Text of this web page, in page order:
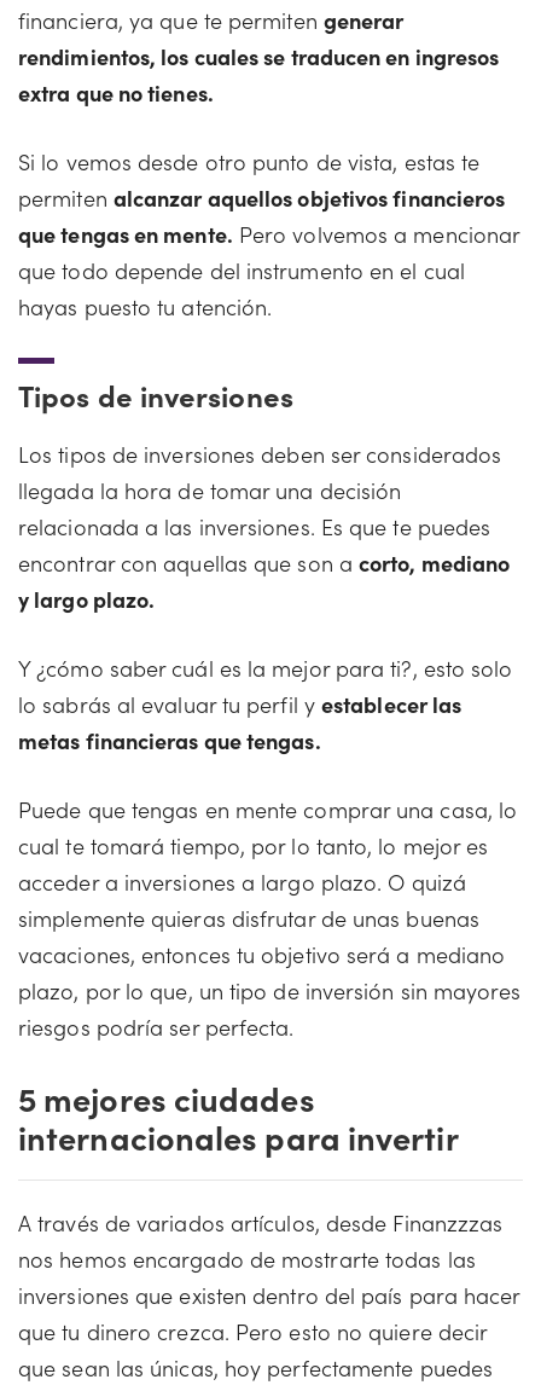
financiera, ya que te permiten generar
rendimientos, los cuales se traducen en ingresos
extra que no tienes.
Si lo vemos desde otro punto de vista, estas te
permiten alcanzar aquellos objetivos financieros
que tengas en mente. Pero volvemos a mencionar
que todo depende del instrumento en el cual
hayas puesto tu atención.
Tipos de inversiones
Los tipos de inversiones deben ser considerados
llegada la hora de tomar una decisión
relacionada a las inversiones. Es que te puedes
encontrar con aquellas que son a corto, mediano
y largo plazo.
Y ¿cómo saber cuál es la mejor para ti?, esto solo
lo sabrás al evaluar tu perfil y establecer las
metas financieras que tengas.
Puede que tengas en mente comprar una casa, lo
cual te tomará tiempo, por lo tanto, lo mejor es
acceder a inversiones a largo plazo. O quizá
simplemente quieras disfrutar de unas buenas
vacaciones, entonces tu objetivo será a mediano
plazo, por lo que, un tipo de inversión sin mayores
riesgos podría ser perfecta.
5 mejores ciudades
internacionales para invertir
A través de variados artículos, desde Finanzzzas
nos hemos encargado de mostrarte todas las
inversiones que existen dentro del país para hacer
que tu dinero crezca. Pero esto no quiere decir
que sean las únicas, hoy perfectamente puedes